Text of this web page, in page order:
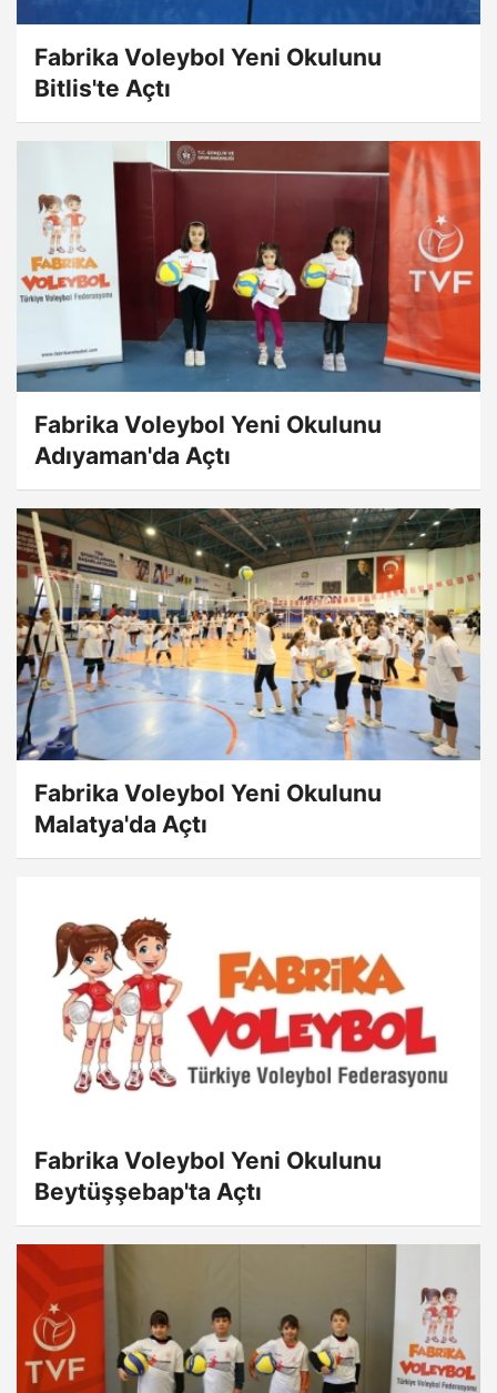
Fabrika Voleybol Yeni Okulunu
Bitlis'te Açtı
Fabrika Voleybol Yeni Okulunu
Adıyaman'da Açtı
Fabrika Voleybol Yeni Okulunu
Malatya'da Açtı
Fabrika Voleybol Yeni Okulunu
Beytüşşebap'ta Açtı